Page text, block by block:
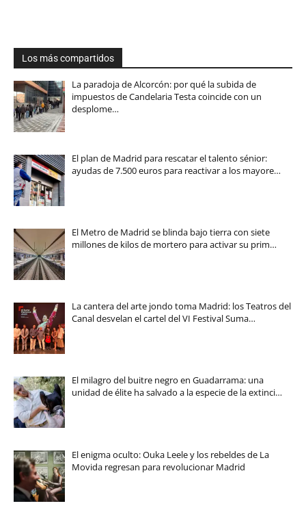
Los más compartidos
La paradoja de Alcorcón: por qué la subida de
impuestos de Candelaria Testa coincide con un
desplome…
El plan de Madrid para rescatar el talento sénior:
ayudas de 7.500 euros para reactivar a los mayore…
El Metro de Madrid se blinda bajo tierra con siete
millones de kilos de mortero para activar su prim…
La cantera del arte jondo toma Madrid: los Teatros del
Canal desvelan el cartel del VI Festival Suma…
El milagro del buitre negro en Guadarrama: una
unidad de élite ha salvado a la especie de la extinci…
El enigma oculto: Ouka Leele y los rebeldes de La
Movida regresan para revolucionar Madrid